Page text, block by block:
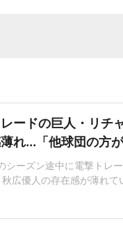
ードの巨人・リチ
れ...「他球団の方
シーズン途中に電撃トレ
広優人の存在感が薄れ
ードはソフトバンク在籍
力を評価され、秋広優人